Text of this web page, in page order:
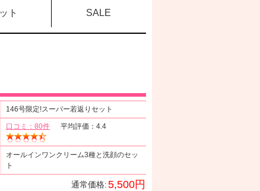
ト SALE
146号限定!スーパー若返りセット
口コミ：80件 平均評価：4.4
オールインワンクリーム3種と洗顔のセッ
ト
通常価格:5,500円